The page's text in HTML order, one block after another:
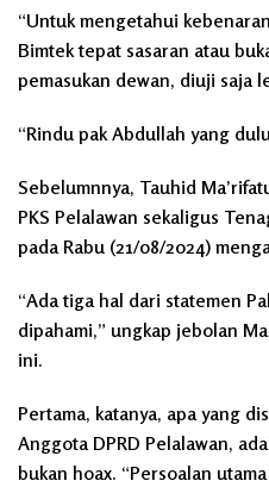
“Untuk mengetahui
Bimtek tepat sasaran atau
pemasukan dewan, diuji saja
“Rindu pak Abdullah yang
Sebelumnnya, Tauhid
PKS Pelalawan sekaligus
pada Rabu (21/08/2024)
“Ada tiga hal dari statemen
dipahami,” ungkap jebolan
ini.
Pertama, katanya, apa yang
Anggota DPRD Pelalawan,
bukan hoax. “Persoalan